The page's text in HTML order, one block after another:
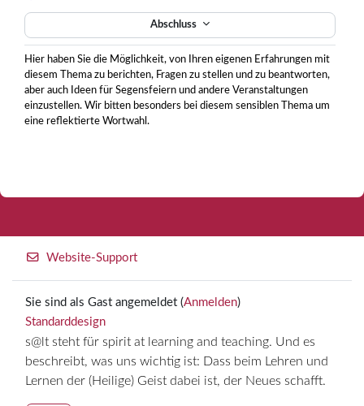
Abschluss
Hier haben Sie die Möglichkeit, von Ihren eigenen Erfahrungen mit
diesem Thema zu berichten, Fragen zu stellen und zu beantworten,
aber auch Ideen für Segensfeiern und andere Veranstaltungen
einzustellen. Wir bitten besonders bei diesem sensiblen Thema um
eine reflektierte Wortwahl.
Website-Support
Sie sind als Gast angemeldet (Anmelden)
Standarddesign
s@lt steht für spirit at learning and teaching. Und es
beschreibt, was uns wichtig ist: Dass beim Lehren und
Lernen der (Heilige) Geist dabei ist, der Neues schafft.